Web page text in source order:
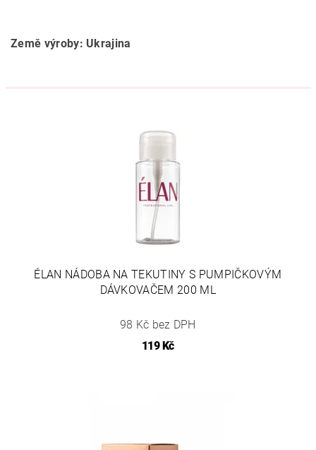
Země výroby: Ukrajina
ÉLAN NÁDOBA NA TEKUTINY S PUMPIČKOVÝM
DÁVKOVAČEM 200 ML
98 Kč bez DPH
119 Kč